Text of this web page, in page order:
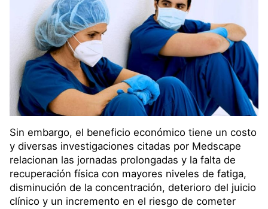
Sin embargo, el beneficio económico tiene un costo
y diversas investigaciones citadas por Medscape
relacionan las jornadas prolongadas y la falta de
recuperación física con mayores niveles de fatiga,
disminución de la concentración, deterioro del juicio
clínico y un incremento en el riesgo de cometer